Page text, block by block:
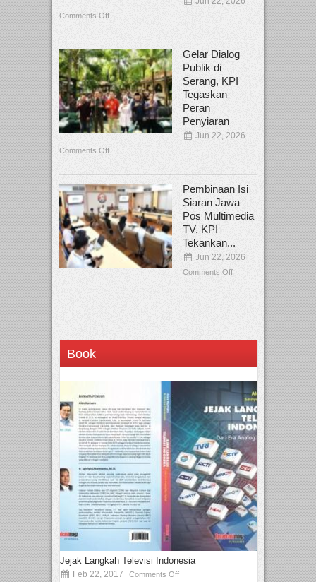
Comments Off
Gelar Dialog
Publik di
Serang, KPI
Tegaskan
Peran
Penyiaran
Jun 22, 2026
Comments Off
Pembinaan Isi
Siaran Jawa
Pos Multimedia
TV, KPI
Tekankan...
Jun 22, 2026
Comments Off
Book
Jejak Langkah Televisi Indonesia
Feb 22, 2017 Comments Off